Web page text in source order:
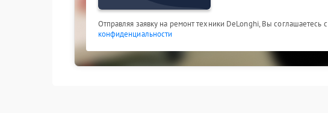
Отправляя заявку на ремонт техники DeLonghi, Вы соглашаетесь с
конфиденциальности